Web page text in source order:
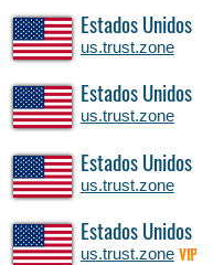
Estados Unidos
us.trust.zone
Estados Unidos
us.trust.zone
Estados Unidos
us.trust.zone
Estados Unidos
us.trust.zone VIP